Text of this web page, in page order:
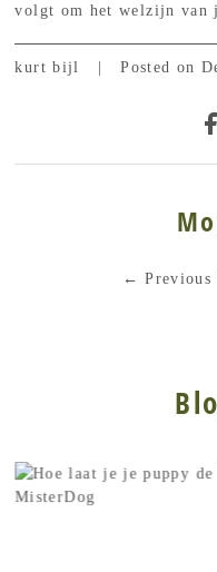
volgt om het welzijn van
kurt bijl Posted on
←Previous